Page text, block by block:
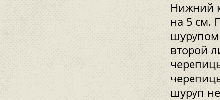
Нижний
на 5 см.
шурупом
второй
шуруп